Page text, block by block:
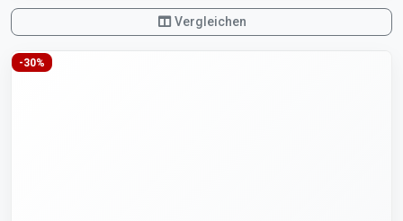
Vergleichen
-30%